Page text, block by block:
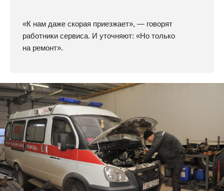
«К нам даже скорая приезжает», — говорят
работники сервиса. И уточняют: «Но только
на ремонт».